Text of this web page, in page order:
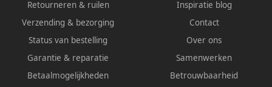
Retourneren & ruilen
Verzending & bezorging
Status van bestelling
Garantie & reparatie
Betaalmogelijkheden
Inspiratie blog
Contact
Over ons
Samenwerken
Betrouwbaarheid